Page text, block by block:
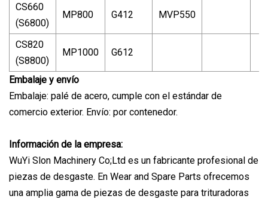
CS660
(S6800)
MP800 G412 MVP550
CS820
(S8800)
MP1000 G612
Embalaje y envío
Embalaje: palé de acero, cumple con el estándar de
comercio exterior. Envío: por contenedor.
Información de la empresa:
WuYi Slon Machinery Co;Ltd es un fabricante profesional de
piezas de desgaste. En Wear and Spare Parts ofrecemos
una amplia gama de piezas de desgaste para trituradoras